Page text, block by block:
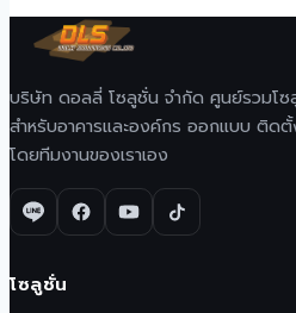
บริษัท ดอลลี่ โซลูชั่น จำกัด ศูนย์รวมโซ
สำหรับอาคารและองค์กร ออกแบบ ติดตั้
โดยทีมงานของเราเอง
โซลูชั่น